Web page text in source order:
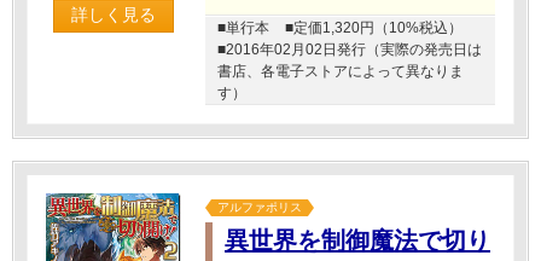
詳しく見る
■単行本
■定価1,320円（10%税込）
■2016年02月02日発行（実際の発売日は
書店、各電子ストアによって異なりま
す）
アルファポリス
異世界を制御魔法で切り